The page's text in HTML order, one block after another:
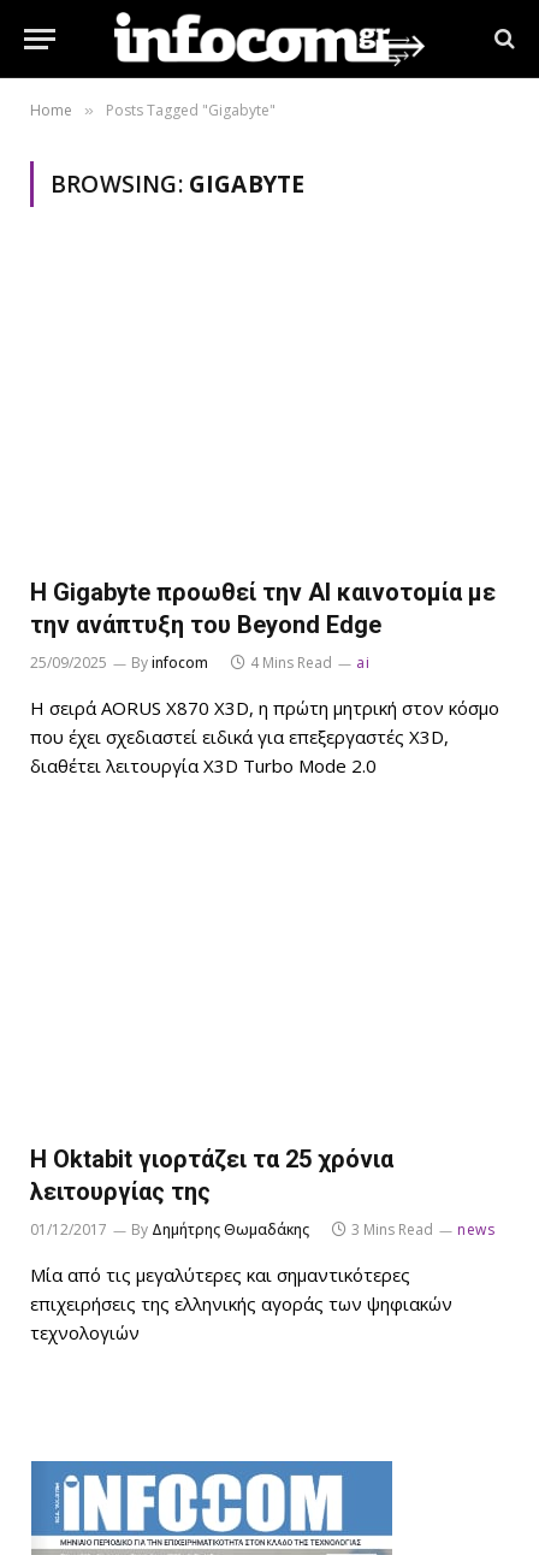
Home » Posts Tagged "Gigabyte"
BROWSING: GIGABYTE
Η Gigabyte προωθεί την ΑΙ καινοτομία με
την ανάπτυξη του Beyond Edge
25/09/2025 Byinfocom 4 Mins Read ai
Η σειρά AORUS X870 X3D, η πρώτη μητρική στον κόσμο
που έχει σχεδιαστεί ειδικά για επεξεργαστές X3D,
διαθέτει λειτουργία X3D Turbo Mode 2.0
Η Oktabit γιορτάζει τα 25 χρόνια
λειτουργίας της
01/12/2017 By Δημήτρης Θωμαδάκης 3 Mins Read news
Μία από τις μεγαλύτερες και σημαντικότερες
επιχειρήσεις της ελληνικής αγοράς των ψηφιακών
τεχνολογιών